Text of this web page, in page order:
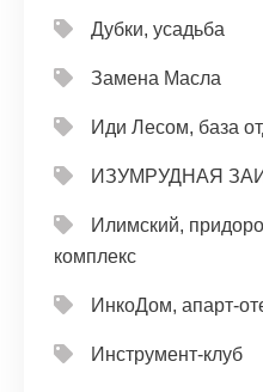
Дубки, усадьба
Замена Масла
Иди Лесом, база
ИЗУМРУДНАЯ
Илимский,
комплекс
ИнкоДом, апарт-
Инструмент-клуб